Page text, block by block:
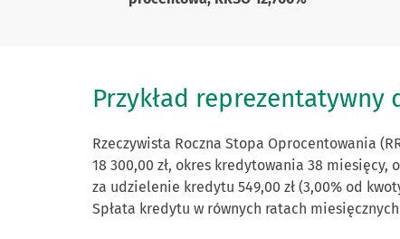
Przykład
Rzeczywista Roczna Stopa Oprocentowania
18 300,00 zł, okres kredytowania 38 miesięcy,
za udzielenie kredytu 549,00 zł (3,00% od
Spłata kredytu w równych ratach